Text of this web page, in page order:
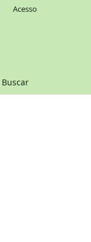
Buscar
Acesso